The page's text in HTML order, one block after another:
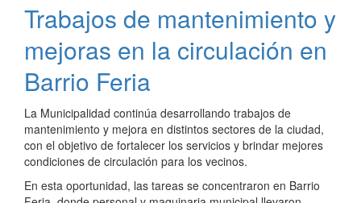
red
cloacal
en
calle
Chañar
Trabajos de mantenimiento y
mejoras en la circulación en
Barrio Feria
La Municipalidad continúa desarrollando trabajos de
mantenimiento y mejora en distintos sectores de la ciudad,
con el objetivo de fortalecer los servicios y brindar mejores
condiciones de circulación para los vecinos.
En esta oportunidad, las tareas se concentraron en Barrio